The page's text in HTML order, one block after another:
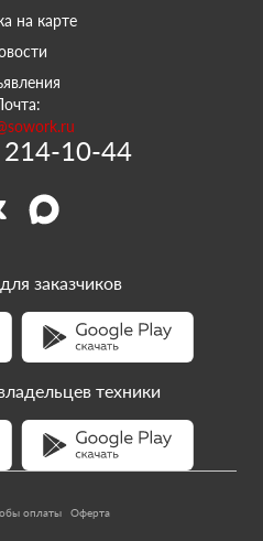
на карте
214-10-44
оплаты Оферта
заказчиков
техники